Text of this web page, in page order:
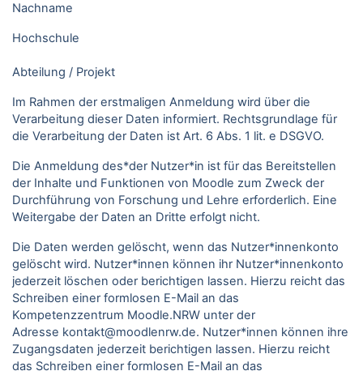
Nachname
Hochschule
Abteilung / Projekt
Im Rahmen der erstmaligen Anmeldung wird über die
Verarbeitung dieser Daten informiert. Rechtsgrundlage für
die Verarbeitung der Daten ist Art. 6 Abs. 1 lit. e DSGVO.
Die Anmeldung des*der Nutzer*in ist für das Bereitstellen
der Inhalte und Funktionen von Moodle zum Zweck der
Durchführung von Forschung und Lehre erforderlich. Eine
Weitergabe der Daten an Dritte erfolgt nicht.
Die Daten werden gelöscht, wenn das Nutzer*innenkonto
gelöscht wird. Nutzer*innen können ihr Nutzer*innenkonto
jederzeit löschen oder berichtigen lassen. Hierzu reicht das
Schreiben einer formlosen E-Mail an das
Kompetenzzentrum Moodle.NRW unter der
Adresse kontakt@moodlenrw.de. Nutzer*innen können ihre
Zugangsdaten jederzeit berichtigen lassen. Hierzu reicht
das Schreiben einer formlosen E-Mail an das